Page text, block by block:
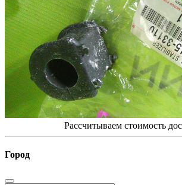
Рассчитываем стоимость
Город